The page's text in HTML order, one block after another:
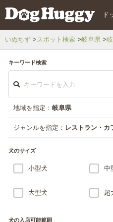
ド
いぬちず スポット検索 岐阜県
キーワード検索
地域を指定：岐阜県
ジャンルを指定： レストラン・カ
犬のサイズ
小型犬 中
大型犬 超
犬の入店可能範囲